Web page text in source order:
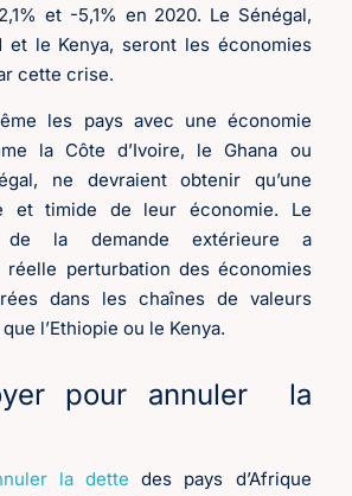
et -5,1% en 2020. Le Sénégal,
et le Kenya, seront les économies
cette crise.
les pays avec une économie
la Côte d’Ivoire, le Ghana ou
ne devraient obtenir qu’une
et timide de leur économie. Le
de la demande extérieure a
réelle perturbation des économies
dans les chaînes de valeurs
l’Ethiopie ou le Kenya.
pour annuler la
la dette des pays d’Afrique